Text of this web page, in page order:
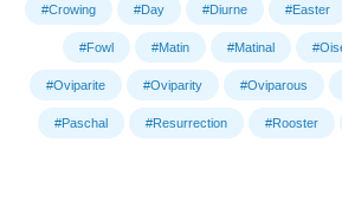
#Crowing #Day #Diurne #Easter
#Fowl #Matin #Matinal
#Oviparite #Oviparity #Oviparous
#Paschal #Resurrection #Rooster